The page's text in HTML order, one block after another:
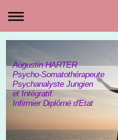
Augustin HARTER
Psycho-Somatothérapeute
Psychanalyste Jungien
et Intégratif.
Infirmier Diplômé d'Etat